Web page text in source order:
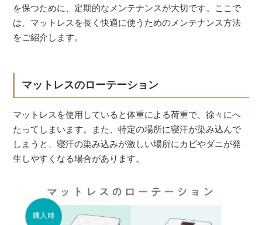
を保つために、定期的なメンテナンスが大切です。ここで
は、マットレスを長く快適に使うためのメンテナンス方法
をご紹介します。
マットレスのローテーション
マットレスを使用していると体重による荷重で、徐々にへ
たってしまいます。また、特定の場所に寝汗が染み込んで
しまうと、寝汗の染み込みが激しい場所にカビやダニが発
生しやすくなる場合があります。